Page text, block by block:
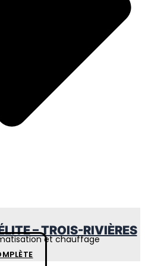
– TROIS-RIVIÈRES
et chauffage